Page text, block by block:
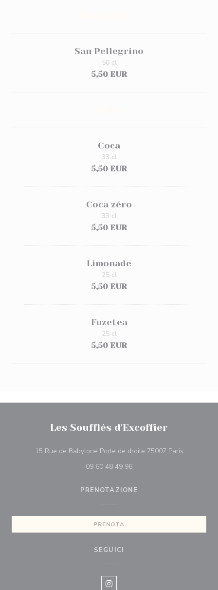
San Pellegrino
5,50 EUR
50 cl
Coca
5,50 EUR
33 cl
Coca zéro
5,50 EUR
33 cl
Limonade
5,50 EUR
25 cl
Fuzetea
5,50 EUR
25 cl
Les Soufflés d'Excoffier
15 Rue de Babylone Porte de droite 75007 Paris((apre una
09 60 48 49 96
PRENOTAZIONE
PRENOTA
SEGUICI